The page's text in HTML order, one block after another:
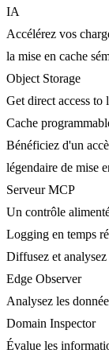
IA
Accélérez vos
la mise en cache
Object Storage
Get direct access to
Cache
Bénéficiez d'un
légendaire de mise
Serveur MCP
Un contrôle
Logging en temps
Diffusez et
Edge Observer
Analysez les
Domain Inspector
Évalue les